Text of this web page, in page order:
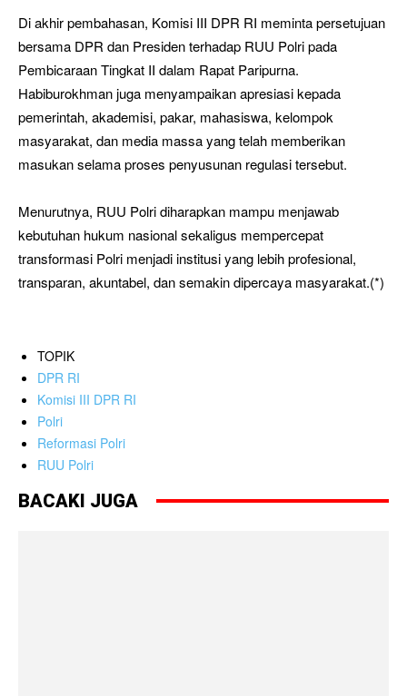
Di akhir pembahasan, Komisi III DPR RI meminta persetujuan
bersama DPR dan Presiden terhadap RUU Polri pada
Pembicaraan Tingkat II dalam Rapat Paripurna.
Habiburokhman juga menyampaikan apresiasi kepada
pemerintah, akademisi, pakar, mahasiswa, kelompok
masyarakat, dan media massa yang telah memberikan
masukan selama proses penyusunan regulasi tersebut.
Menurutnya, RUU Polri diharapkan mampu menjawab
kebutuhan hukum nasional sekaligus mempercepat
transformasi Polri menjadi institusi yang lebih profesional,
transparan, akuntabel, dan semakin dipercaya masyarakat.(*)
TOPIK
DPR RI
Komisi III DPR RI
Polri
Reformasi Polri
RUU Polri
BACAKI JUGA